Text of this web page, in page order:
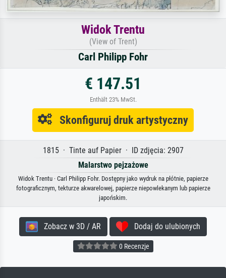
Widok Trentu
(View of Trent)
Carl Philipp Fohr
€ 147.51
Enthält 23% MwSt.
Skonfiguruj druk artystyczny
1815 · Tinte auf Papier · ID zdjęcia: 2907
Malarstwo pejzażowe
Widok Trentu · Carl Philipp Fohr. Dostępny jako wydruk na płótnie, papierze
fotograficznym, tekturze akwarelowej, papierze niepowlekanym lub papierze
japońskim.
Zobacz w 3D / AR Dodaj do ulubionych
0 Recenzje